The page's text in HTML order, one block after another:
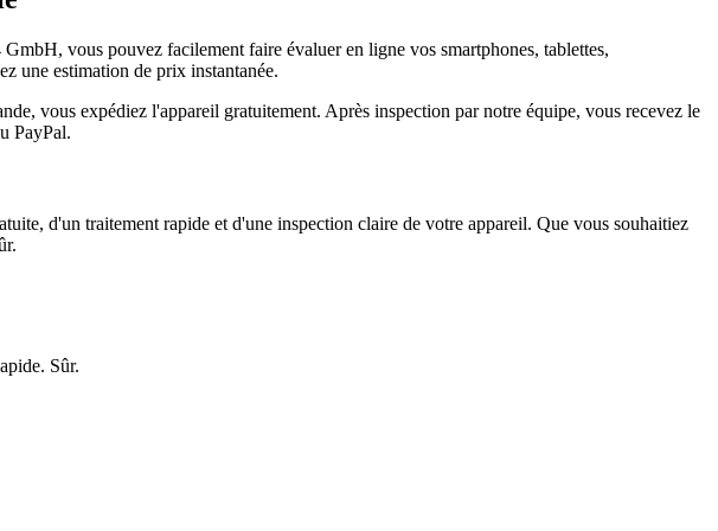
vous pouvez facilement faire évaluer en ligne vos smartphones, tablettes,
une estimation de prix instantanée.
vous expédiez l'appareil gratuitement. Après inspection par notre équipe, vous recevez le
PayPal.
d'un traitement rapide et d'une inspection claire de votre appareil. Que vous souhaitiez
Sûr.